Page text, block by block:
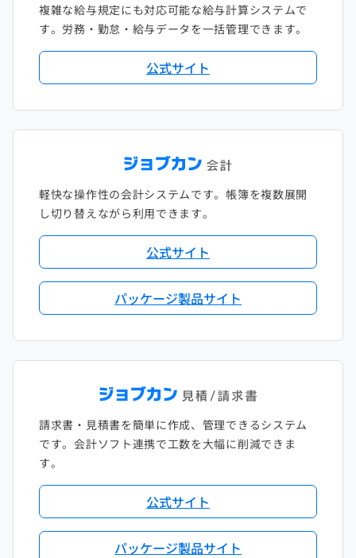
複雑な給与規定にも対応可能な給与計算システムで
す。労務・勤怠・給与データを一括管理できます。
公式サイト
軽快な操作性の会計システムです。帳簿を複数展開
し切り替えながら利用できます。
公式サイト
パッケージ製品サイト
請求書・見積書を簡単に作成、管理できるシステム
です。会計ソフト連携で工数を大幅に削減できま
す。
公式サイト
パッケージ製品サイト